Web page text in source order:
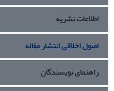
اطلاعات نشریه
اصول اخلاقی انتشار مقاله
راهنمای نویسندگان